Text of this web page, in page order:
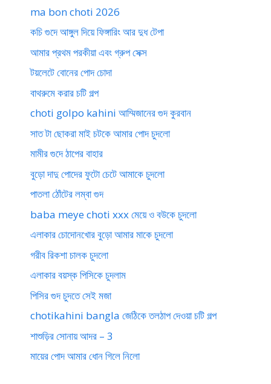
ma bon choti 2026
কচি গুদে আঙ্গুল দিয়ে ফিঙ্গারিং আর দুধ টেপা
আমার প্রথম পরকীয়া এবং গ্রুপ সেক্স
টয়লেটে বোনের পোদ চোদা
বাথরুমে করার চটি গল্প
choti golpo kahini আম্মিজানের গুদ কুরবান
সাত টা ছোকরা মাই চটকে আমার পোদ চুদলো
মামীর গুদে ঠাপের বাহার
বুড়ো দাদু পোদের ফুটো চেটে আমাকে চুদলো
পাতলা ঠোঁটের লম্বা গুদ
baba meye choti xxx মেয়ে ও বউকে চুদলো
এলাকার চোদোনখোর বুড়ো আমার মাকে চুদলো
গরীব রিকশা চালক চুদলো
এলাকার বয়স্ক পিসিকে চুদলাম
পিসির গুদ চুদতে সেই মজা
chotikahini bangla জেঠিকে তলঠাপ দেওয়া চটি গল্প
শাশুড়ির সোনায় আদর – 3
মায়ের পোদ আমার ধোন গিলে নিলো